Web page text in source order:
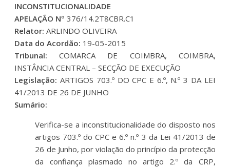
INCONSTITUCIONALIDADE
APELAÇÃO Nº376/14.2T8CBR.C1
Relator:ARLINDO OLIVEIRA
Data do Acordão: 19-05-2015
Tribunal: COMARCA DE COIMBRA, COIMBRA,
INSTÂNCIA CENTRAL – SECÇÃO DE EXECUÇÃO
Legislação: ARTIGOS 703.º DO CPC E 6.º, N.º 3 DA LEI
41/2013 DE 26 DE JUNHO
Sumário:
Verifica-se a inconstitucionalidade do disposto nos
artigos 703.º do CPC e 6.º n.º 3 da Lei 41/2013 de
26 de Junho, por violação do princípio da protecção
da confiança plasmado no artigo 2.º da CRP,